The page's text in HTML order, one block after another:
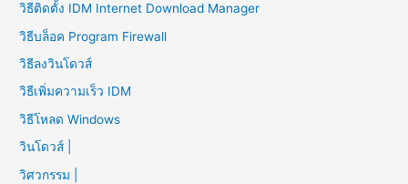
วิธีติดตั้ง IDM Internet Download Manager
วิธีบล็อค Program Firewall
วิธีลงวินโดวส์
วิธีเพิ่มความเร็ว IDM
วิธีโหลด Windows
วินโดวส์ |
วิศวกรรม |